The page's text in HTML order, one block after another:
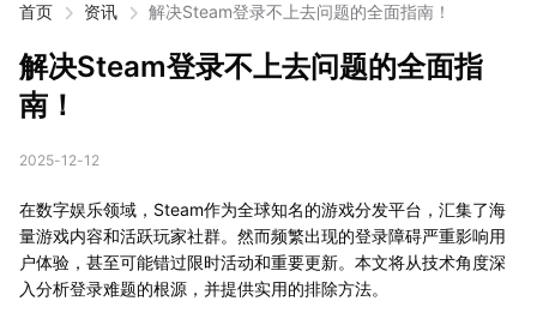
首页 资讯 解决Steam登录不上去问题的全面指南！
解决Steam登录不上去问题的全面指
南！
2025-12-12
在数字娱乐领域，Steam作为全球知名的游戏分发平台，汇集了海
量游戏内容和活跃玩家社群。然而频繁出现的登录障碍严重影响用
户体验，甚至可能错过限时活动和重要更新。本文将从技术角度深
入分析登录难题的根源，并提供实用的排除方法。